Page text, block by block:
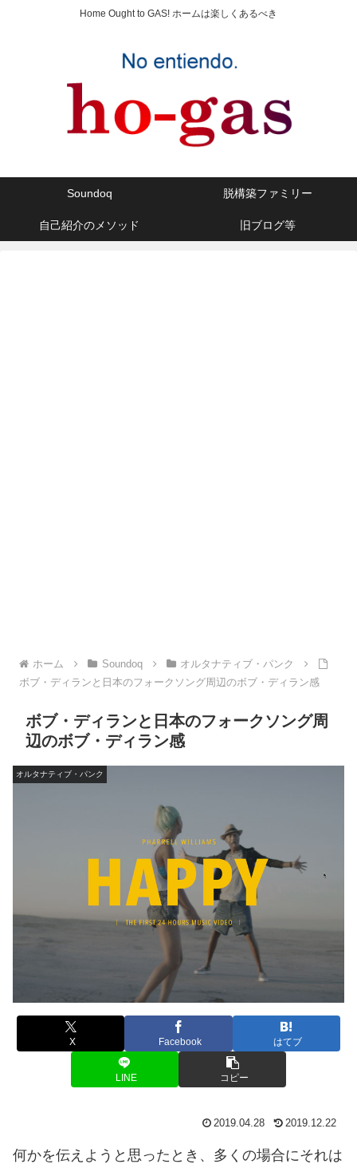
Home Ought to GAS! ホームは楽しくあるべき
Soundoq 脱構築ファミリー
自己紹介のメソッド 旧ブログ等
ホーム Soundoq
オルタナティブ・パンク
ボブ・ディランと日本のフォークソング周辺のボブ・ディラン感
ボブ・ディランと日本のフォークソング周
辺のボブ・ディラン感
オルタナティブ・パンク
X Facebook はてブ
LINE コピー
2019.04.28 2019.12.22
何かを伝えようと思ったとき、多くの場合にそれは